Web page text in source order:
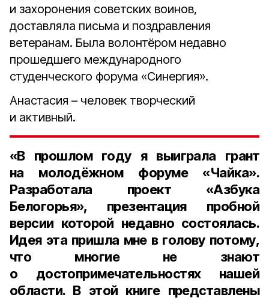
и захоронения советских воинов,
доставляла письма и поздравления
ветеранам. Была волонтёром недавно
прошедшего международного
студенческого форума «Синергия».
Анастасия – человек творческий
и активный.
«В прошлом году я выиграла грант
на молодёжном форуме «Чайка».
Разработала проект «Азбука
Белогорья», презентация пробной
версии которой недавно состоялась.
Идея эта пришла мне в голову потому,
что многие не знают
о достопримечательностях нашей
области. В этой книге представлены